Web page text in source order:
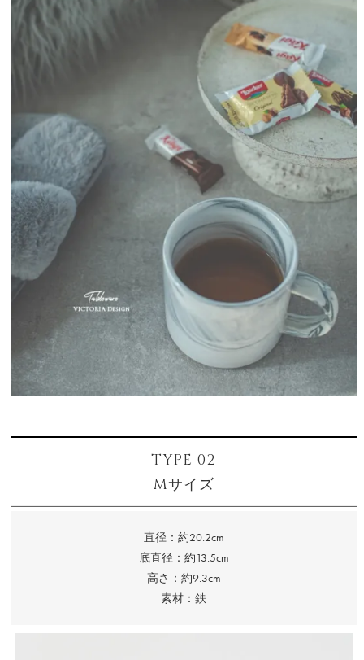
TYPE 02
Mサイズ
直径：約20.2cm
底直径：約13.5cm
高さ：約9.3cm
素材：鉄